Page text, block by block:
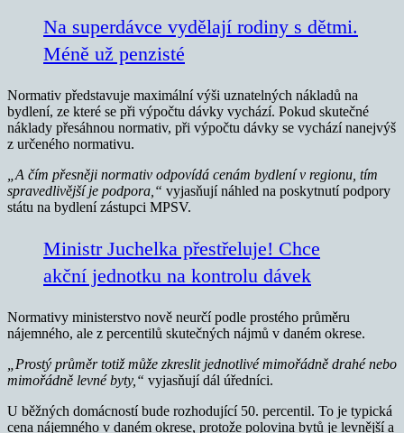
Na superdávce vydělají rodiny s dětmi.
Méně už penzisté
Normativ představuje maximální výši uznatelných nákladů na
bydlení, ze které se při výpočtu dávky vychází. Pokud skutečné
náklady přesáhnou normativ, při výpočtu dávky se vychází nanejvýš
z určeného normativu.
„A čím přesněji normativ odpovídá cenám bydlení v regionu, tím
spravedlivější je podpora,“ vyjasňují náhled na poskytnutí podpory
státu na bydlení zástupci MPSV.
Ministr Juchelka přestřeluje! Chce
akční jednotku na kontrolu dávek
Normativy ministerstvo nově neurčí podle prostého průměru
nájemného, ale z percentilů skutečných nájmů v daném okrese.
„Prostý průměr totiž může zkreslit jednotlivé mimořádně drahé nebo
mimořádně levné byty,“ vyjasňují dál úředníci.
U běžných domácností bude rozhodující 50. percentil. To je typická
cena nájemného v daném okrese, protože polovina bytů je levnější a